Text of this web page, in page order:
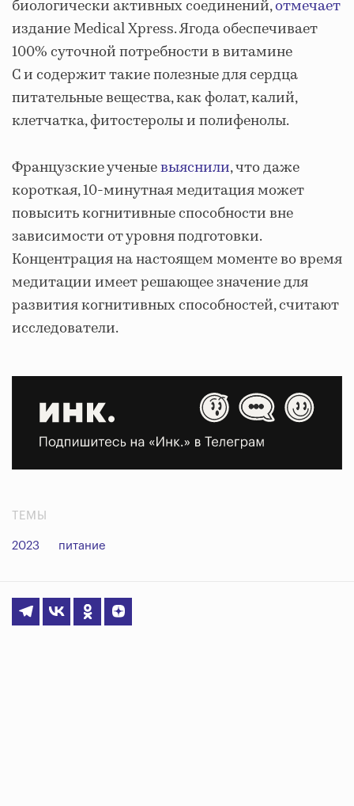
биологически активных соединений,отмечает
издание Medical Xpress. Ягода обеспечивает
100% суточной потребности в витамине
С и содержит такие полезные для сердца
питательные вещества, как фолат, калий,
клетчатка, фитостеролы и полифенолы.
Французские ученыевыяснили, что даже
короткая, 10-минутная медитация может
повысить когнитивные способности вне
зависимости от уровня подготовки.
Концентрация на настоящем моменте во время
медитации имеет решающее значение для
развития когнитивных способностей, считают
исследователи.
ТЕМЫ
2023 питание